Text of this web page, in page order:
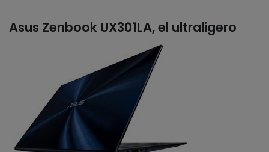
Asus Zenbook UX301LA, el ultraligero